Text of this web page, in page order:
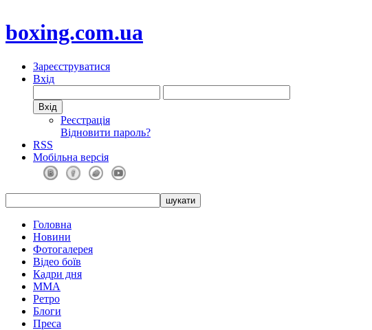
boxing.com.ua
Зареєструватися
Вхід
Реєстрація
Відновити пароль?
RSS
Мобільна версія
Головна
Новини
Фотогалерея
Відео боїв
Кадри дня
ММА
Ретро
Блоги
Преса